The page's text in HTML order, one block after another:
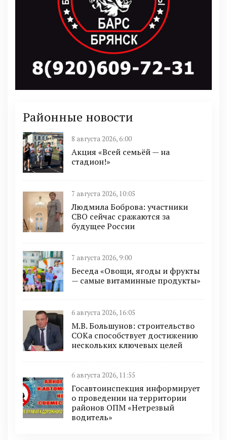
Районные новости
8 августа 2026, 6:00
Акция «Всей семьёй — на
стадион!»
7 августа 2026, 10:05
Людмила Боброва: участники
СВО сейчас сражаются за
будущее России
7 августа 2026, 9:00
Беседа «Овощи, ягоды и фрукты
— самые витаминные продукты»
6 августа 2026, 16:05
М.В. Большунов: строительство
СОКа способствует достижению
нескольких ключевых целей
6 августа 2026, 11:55
Госавтоинспекция информирует
о проведении на территории
районов ОПМ «Нетрезвый
водитель»